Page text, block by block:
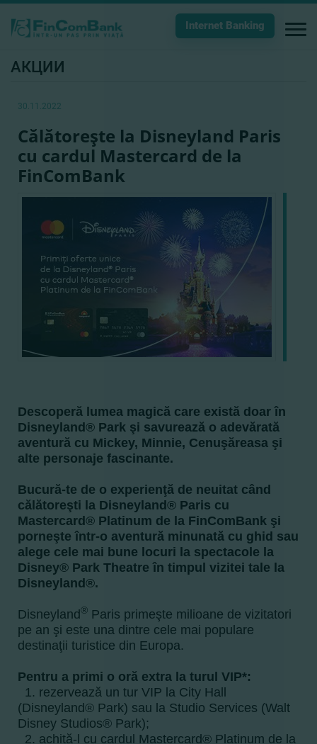
Internet Banking
АКЦИИ
30.11.2022
Călătoreşte la Disneyland Paris
cu cardul Mastercard de la
FinComBank
Descoperă lumea magică care există doar în
Disneyland® Park şi savurează o adevărată
aventură cu Mickey, Minnie, Cenuşăreasa şi
alte personaje fascinante.
Bucură-te de o experienţă de neuitat când
călătoreşti la Disneyland® Paris cu
Mastercard® Platinum de la FinComBank şi
porneşte într-o aventură minunată cu ghid sau
alege cele mai bune locuri la spectacole la
Disney® Park Theatre în timpul vizitei tale la
Disneyland®.
Disneyland ® Paris primeşte milioane de vizitatori
pe an şi este una dintre cele mai populare
destinaţii turistice din Europa.
Pentru a primi o oră extra la turul VIP*:
1. rezervează un tur VIP la City Hall
(Disneyland® Park) sau la Studio Services (Walt
Disney Studios® Park);
2. achită-l cu cardul Mastercard® Platinum de la